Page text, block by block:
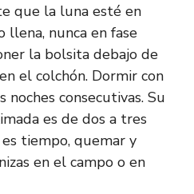
que la luna esté en
llena, nunca en fase
la bolsita debajo de
el colchón. Dormir con
consecutivas. Su
es de dos a tres
es tiempo, quemar y
en el campo o en